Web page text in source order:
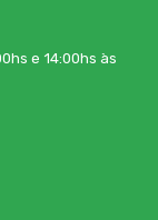
e 14:00hs às